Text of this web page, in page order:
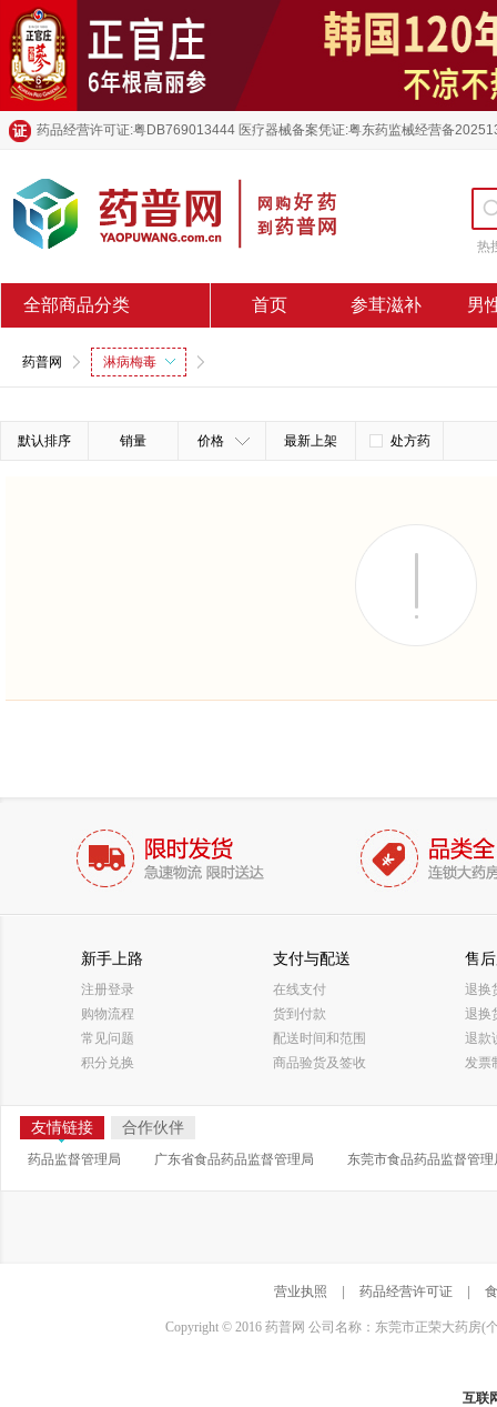
药品经营许可证:粤DB769013444 医疗器械备案凭证:粤东药监械经营备
热
全部商品分类 首页 参茸滋补 男
药普网 淋病梅毒
默认排序 销量 价格 最新上架 处方药
新手上路
注册登录
购物流程
常见问题
积分兑换
支付与配送
在线支付
货到付款
配送时间和范围
商品验货及签收
售
退换
退换
退款
发票
友情链接 合作伙伴
药品监督管理局 广东省食品药品监督管理局 东莞市食品药品监督管理
营业执照 药品经营许可证
Copyright © 2016 药普网 公司名称：东莞市正荣大药房(
互联